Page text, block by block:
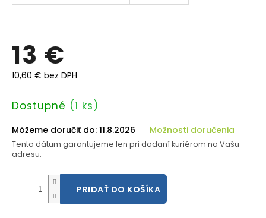
13 €
10,60 € bez DPH
Jednotková
Dostupné (1 ks)
Môžeme doručiť do: 11.8.2026 Možnosti doručenia
Tento dátum garantujeme len pri dodaní kuriérom na Vašu
adresu.
PRIDAŤ DO KOŠÍKA